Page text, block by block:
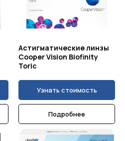
Астигматические линзы
Cooper Vision Biofinity
Toric
Узнать стоимость
Подробнее